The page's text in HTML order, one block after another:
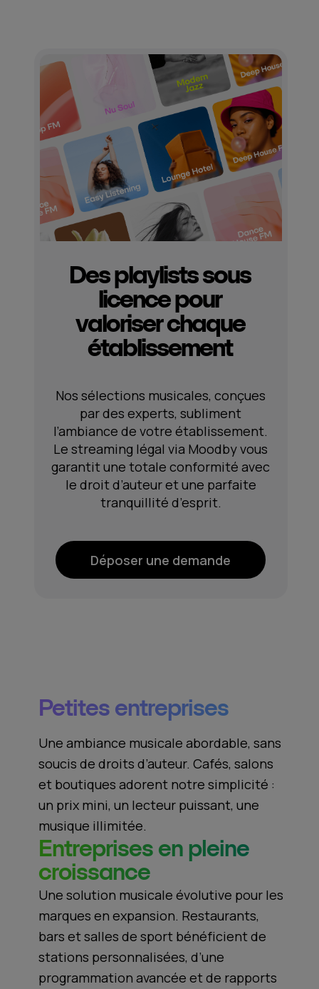
Déposer une demande
Nos sélections musicales, conçues
par des experts, subliment
l’ambiance de votre établissement.
Le streaming légal via Moodby vous
garantit une totale conformité avec
le droit d’auteur et une parfaite
tranquillité d’esprit.
Des playlists sous
licence pour
valoriser chaque
établissement
Petites entreprises
Une ambiance musicale abordable, sans
soucis de droits d’auteur. Cafés, salons
et boutiques adorent notre simplicité :
un prix mini, un lecteur puissant, une
musique illimitée.
Entreprises en pleine
croissance
Une solution musicale évolutive pour les
marques en expansion. Restaurants,
bars et salles de sport bénéficient de
stations personnalisées, d’une
programmation avancée et de rapports